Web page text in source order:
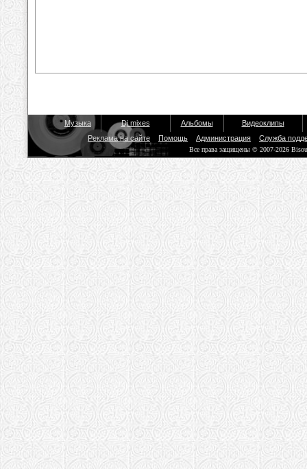
Музыка Dj mixes Альбомы
Видеоклипы
Реклама на сайте
Помощь Администрация Служба
Все права защищены © 2007-2026